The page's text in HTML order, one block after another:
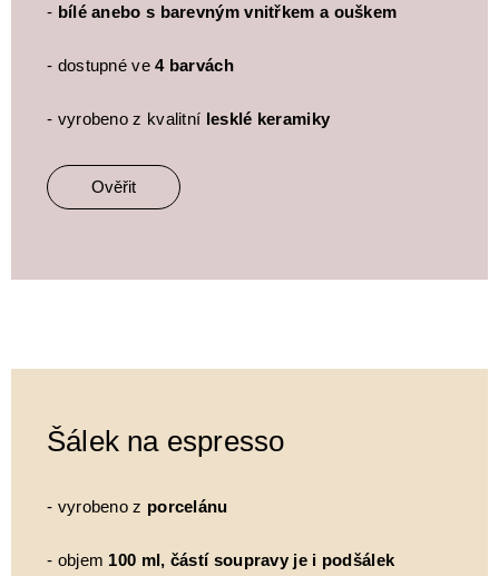
- bílé anebo s barevným vnitřkem a ouškem
- dostupné ve4 barvách
- vyrobeno z kvalitní lesklé keramiky
Ověřit
Šálek na espresso
- vyrobeno z porcelánu
- objem 100 ml, částí soupravy je i podšálek